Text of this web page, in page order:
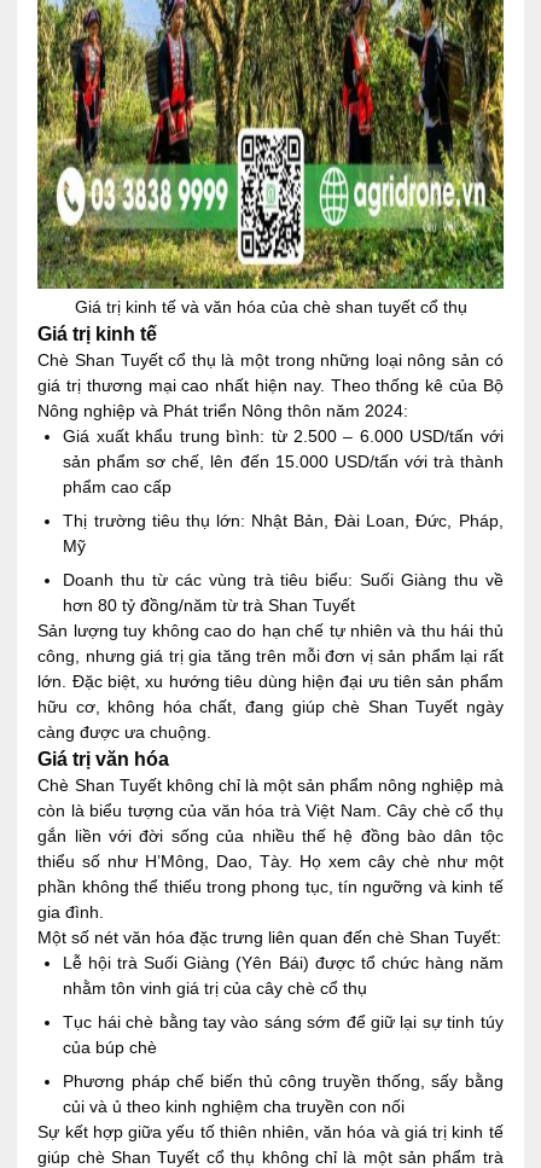
Giá trị kinh tế và văn hóa của chè shan tuyết cổ thụ
Giá trị kinh tế
Chè Shan Tuyết cổ thụ là một trong những loại nông sản có
giá trị thương mại cao nhất hiện nay. Theo thống kê của Bộ
Nông nghiệp và Phát triển Nông thôn năm 2024:
Giá xuất khẩu trung bình: từ 2.500 – 6.000 USD/tấn với
sản phẩm sơ chế, lên đến 15.000 USD/tấn với trà thành
phẩm cao cấp
Thị trường tiêu thụ lớn: Nhật Bản, Đài Loan, Đức, Pháp,
Mỹ
Doanh thu từ các vùng trà tiêu biểu: Suối Giàng thu về
hơn 80 tỷ đồng/năm từ trà Shan Tuyết
Sản lượng tuy không cao do hạn chế tự nhiên và thu hái thủ
công, nhưng giá trị gia tăng trên mỗi đơn vị sản phẩm lại rất
lớn. Đặc biệt, xu hướng tiêu dùng hiện đại ưu tiên sản phẩm
hữu cơ, không hóa chất, đang giúp chè Shan Tuyết ngày
càng được ưa chuộng.
Giá trị văn hóa
Chè Shan Tuyết không chỉ là một sản phẩm nông nghiệp mà
còn là biểu tượng của văn hóa trà Việt Nam. Cây chè cổ thụ
gắn liền với đời sống của nhiều thế hệ đồng bào dân tộc
thiểu số như H’Mông, Dao, Tày. Họ xem cây chè như một
phần không thể thiếu trong phong tục, tín ngưỡng và kinh tế
gia đình.
Một số nét văn hóa đặc trưng liên quan đến chè Shan Tuyết:
Lễ hội trà Suối Giàng (Yên Bái) được tổ chức hàng năm
nhằm tôn vinh giá trị của cây chè cổ thụ
Tục hái chè bằng tay vào sáng sớm để giữ lại sự tinh túy
của búp chè
Phương pháp chế biến thủ công truyền thống, sấy bằng
củi và ủ theo kinh nghiệm cha truyền con nối
Sự kết hợp giữa yếu tố thiên nhiên, văn hóa và giá trị kinh tế
giúp chè Shan Tuyết cổ thụ không chỉ là một sản phẩm trà